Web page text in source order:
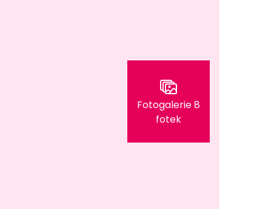
Fotogalerie 8
fotek